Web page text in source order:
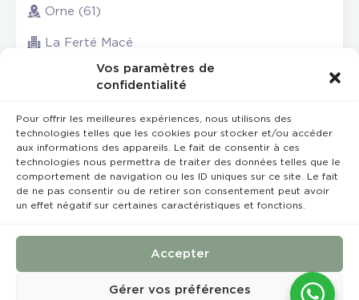
Vos paramètres de
confidentialité
Pour offrir les meilleures expériences, nous utilisons des
technologies telles que les cookies pour stocker et/ou accéder
aux informations des appareils. Le fait de consentir à ces
technologies nous permettra de traiter des données telles que le
comportement de navigation ou les ID uniques sur ce site. Le fait
de ne pas consentir ou de retirer son consentement peut avoir
un effet négatif sur certaines caractéristiques et fonctions.
Accepter
Gérer vos préférences
Orne (61)
La Ferté Macé
Rempla’Dentaire © 2023 Tous droits réservés
Conception et réalisation :
Mentions légales